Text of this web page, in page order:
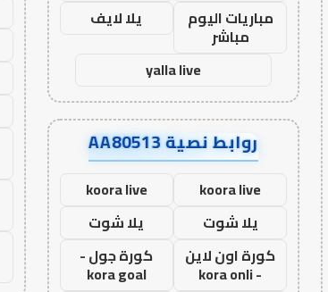
مباريات اليوم
مباشر
يلا لايف
yalla live
روابط نصية AA80513
koora live
koora live
يلا شوت
يلا شوت
كورة اون لاين
- kora onli
كورة جول -
kora goal